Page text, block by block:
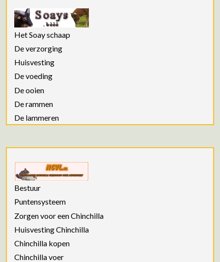
Het Soay schaap
De verzorging
Huisvesting
De voeding
De ooien
De rammen
De lammeren
Bestuur
Puntensysteem
Zorgen voor een Chinchilla
Huisvesting Chinchilla
Chinchilla kopen
Chinchilla voer